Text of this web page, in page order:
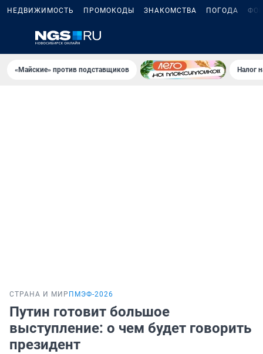
НЕДВИЖИМОСТЬ ПРОМОКОДЫ ЗНАКОМСТВА ПОГОДА
«Майские» против подставщиков Налог
СТРАНА И МИР ПМЭФ-2026
Путин готовит большое
выступление: о чем будет говорить
президент